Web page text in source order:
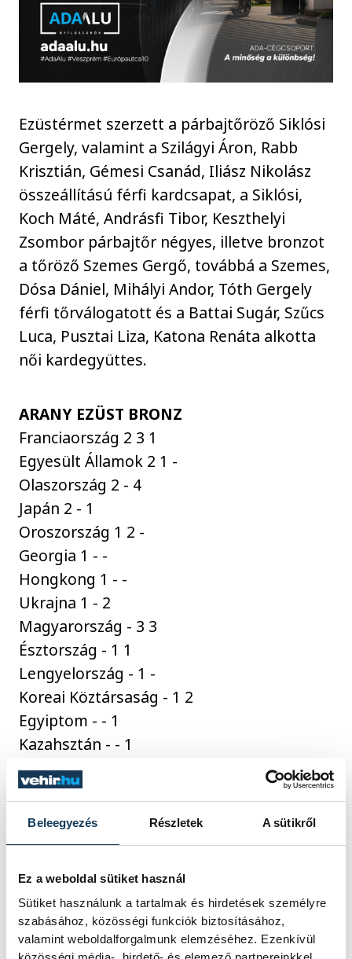
Beleegyezés Részletek A sütikről
Ez a weboldal sütiket használ
Sütiket használunk a tartalmak és hirdetések személyre
szabásához, közösségi funkciók biztosításához,
valamint weboldalforgalmunk elemzéséhez. Ezenkívül
Ezüstérmet szerzett a párbajtőröző Siklósi
Gergely, valamint a Szilágyi Áron, Rabb
Krisztián, Gémesi Csanád, Iliász Nikolász
összeállítású férfi kardcsapat, a Siklósi,
Koch Máté, Andrásfi Tibor, Keszthelyi
Zsombor párbajtőr négyes, illetve bronzot
a tőröző Szemes Gergő, továbbá a Szemes,
Dósa Dániel, Mihályi Andor, Tóth Gergely
férfi tőrválogatott és a Battai Sugár, Szűcs
Luca, Pusztai Liza, Katona Renáta alkotta
női kardegyüttes.
ARANY EZÜST BRONZ
Franciaország 2 3 1
Egyesült Államok 2 1 -
Olaszország 2 - 4
Japán 2 - 1
Oroszország 1 2 -
Georgia 1 - -
Hongkong 1 - -
Ukrajna 1 - 2
Magyarország - 3 3
Észtország - 1 1
Lengyelország - 1 -
Koreai Köztársaság - 1 2
Egyiptom - - 1
Kazahsztán - - 1
Kína - - 1
Románia - - 1